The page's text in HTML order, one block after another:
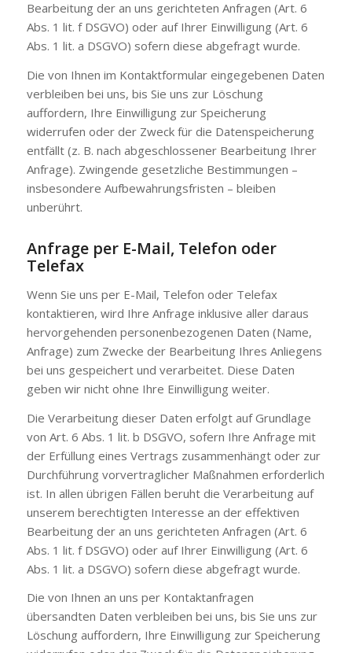
Bearbeitung der an uns gerichteten Anfragen (Art. 6
Abs. 1 lit. f DSGVO) oder auf Ihrer Einwilligung (Art. 6
Abs. 1 lit. a DSGVO) sofern diese abgefragt wurde.
Die von Ihnen im Kontaktformular eingegebenen Daten
verbleiben bei uns, bis Sie uns zur Löschung
auffordern, Ihre Einwilligung zur Speicherung
widerrufen oder der Zweck für die Datenspeicherung
entfällt (z. B. nach abgeschlossener Bearbeitung Ihrer
Anfrage). Zwingende gesetzliche Bestimmungen –
insbesondere Aufbewahrungsfristen – bleiben
unberührt.
Anfrage per E-Mail, Telefon oder
Telefax
Wenn Sie uns per E-Mail, Telefon oder Telefax
kontaktieren, wird Ihre Anfrage inklusive aller daraus
hervorgehenden personenbezogenen Daten (Name,
Anfrage) zum Zwecke der Bearbeitung Ihres Anliegens
bei uns gespeichert und verarbeitet. Diese Daten
geben wir nicht ohne Ihre Einwilligung weiter.
Die Verarbeitung dieser Daten erfolgt auf Grundlage
von Art. 6 Abs. 1 lit. b DSGVO, sofern Ihre Anfrage mit
der Erfüllung eines Vertrags zusammenhängt oder zur
Durchführung vorvertraglicher Maßnahmen erforderlich
ist. In allen übrigen Fällen beruht die Verarbeitung auf
unserem berechtigten Interesse an der effektiven
Bearbeitung der an uns gerichteten Anfragen (Art. 6
Abs. 1 lit. f DSGVO) oder auf Ihrer Einwilligung (Art. 6
Abs. 1 lit. a DSGVO) sofern diese abgefragt wurde.
Die von Ihnen an uns per Kontaktanfragen
übersandten Daten verbleiben bei uns, bis Sie uns zur
Löschung auffordern, Ihre Einwilligung zur Speicherung